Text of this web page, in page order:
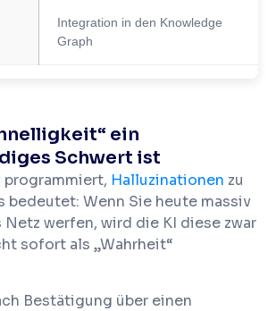
Integration in den Knowledge
Graph
ein
Schwert ist
programmiert, Halluzinationen zu
bedeutet: Wenn Sie heute massiv
Netz werfen, wird die KI diese zwar
sofort als „Wahrheit“
Bestätigung über einen